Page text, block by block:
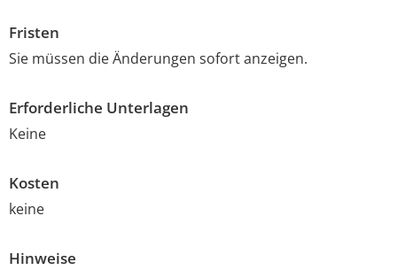
Fristen
Sie müssen die Änderungen sofort anzeigen.
Erforderliche Unterlagen
Keine
Kosten
keine
Hinweise